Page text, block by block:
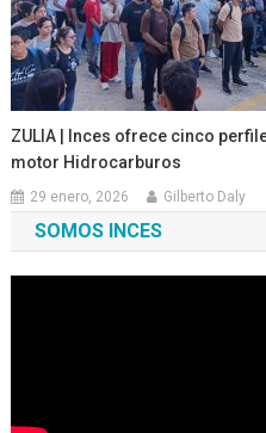
ZULIA | Inces ofrece cinco
motor Hidrocarburos
29 enero, 2026 Gilberto Daly
SOMOS INCES